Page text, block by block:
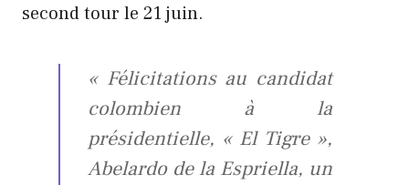
second tour le 21 juin.
« Félicitations au candidat
colombien à la
présidentielle, « El Tigre »,
Abelardo de la Espriella, un